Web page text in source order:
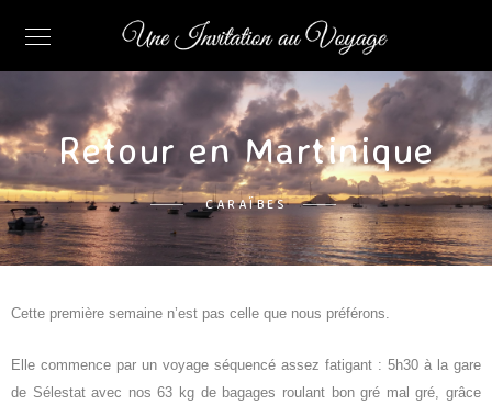
Retour en Martinique
CARAÏBES
Cette première semaine n’est pas celle que nous préférons.
Elle commence par un voyage séquencé assez fatigant : 5h30 à la gare
de Sélestat avec nos 63 kg de bagages roulant bongré mal gré, grâce